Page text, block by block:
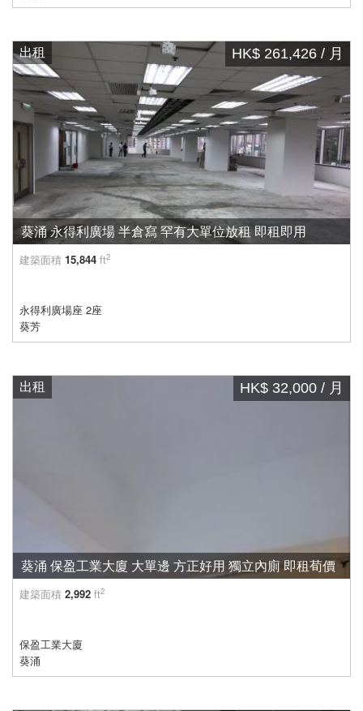
出租 HK$ 261,426 / 月
葵涌 永得利廣場 半倉寫 罕有大單位放租 即租即用
建築面積 15,844 ft2
永得利廣場座 2座
葵芳
出租 HK$ 32,000 / 月
葵涌 保盈工業大廈 大單邊 方正好用 獨立內廁 即租荀價
建築面積 2,992 ft2
保盈工業大廈
葵涌